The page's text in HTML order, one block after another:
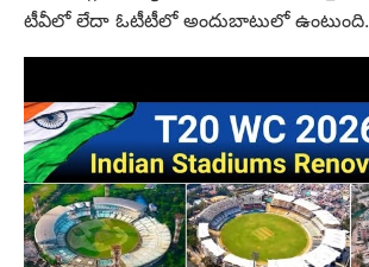
టీవీలో లేదా ఓటీటీలో అందుబాటులో ఉంటుంది.